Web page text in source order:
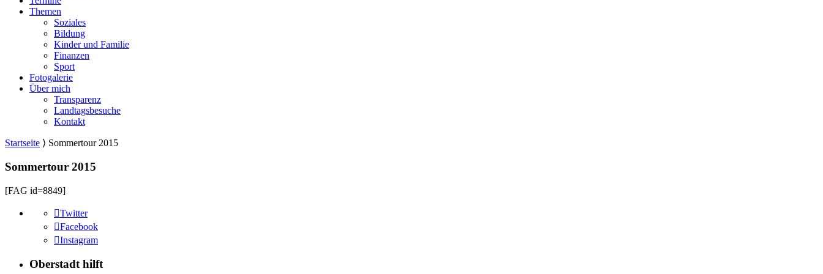
Themen
Soziales
Bildung
Kinder und Familie
Finanzen
Sport
Fotogalerie
Über mich
Transparenz
Landtagsbesuche
Kontakt
Startseite ⟩ Sommertour 2015
Sommertour 2015
[FAG id=8849]
Twitter
Facebook
Instagram
Oberstadt hilft